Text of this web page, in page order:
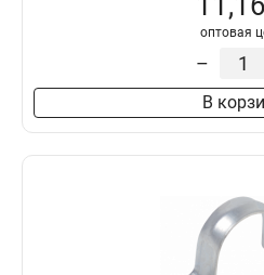
оптовая
–
В